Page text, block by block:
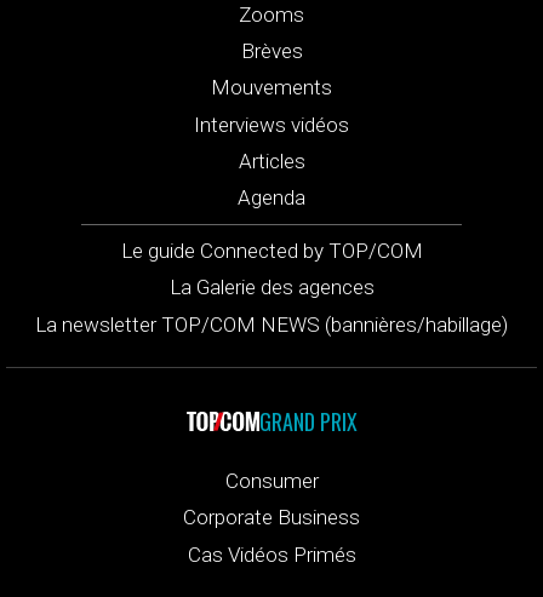
Zooms
Brèves
Mouvements
Interviews vidéos
Articles
Agenda
Le guide Connected by TOP/COM
La Galerie des agences
La newsletter TOP/COM NEWS (bannières/habillage)
GRAND PRIX
Consumer
Corporate Business
Cas Vidéos Primés